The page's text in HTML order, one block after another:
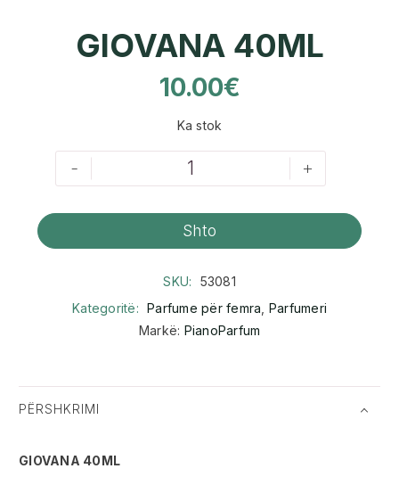
GIOVANA 40ML
10.00€
Ka stok
- +
Shto
SKU:
53081
Kategoritë: Parfume për femra Parfumeri
Markë: PianoParfum
PËRSHKRIMI
GIOVANA 40ML